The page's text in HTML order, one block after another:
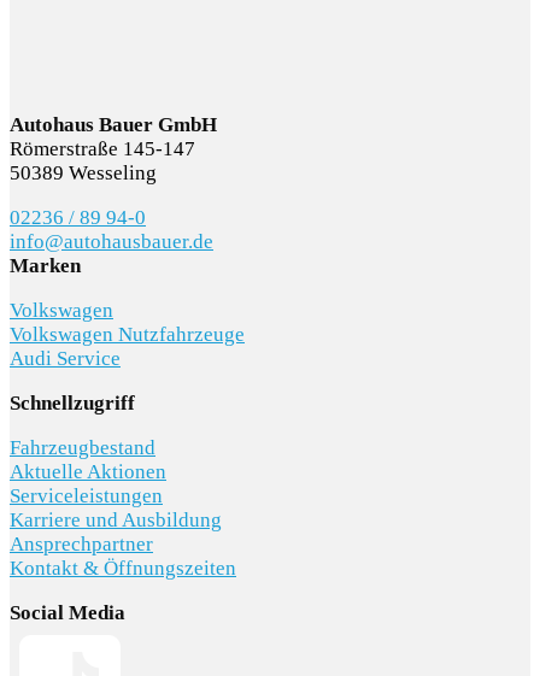
Autohaus Bauer GmbH
Römerstraße 145-147
50389 Wesseling
02236 / 89 94-0
info@autohausbauer.de
Marken
Volkswagen
Volkswagen Nutzfahrzeuge
Audi Service
Schnellzugriff
Fahrzeugbestand
Aktuelle Aktionen
Serviceleistungen
Karriere und Ausbildung
Ansprechpartner
Kontakt & Öffnungszeiten
Social Media